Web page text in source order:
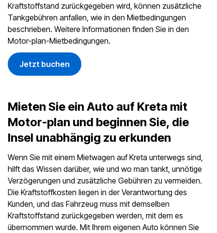
Kraftstoffstand zurückgegeben wird, können zusätzliche
Tankgebühren anfallen, wie in den Mietbedingungen
beschrieben. Weitere Informationen finden Sie in den
Motor-plan-Mietbedingungen.
Jetzt buchen
Mieten Sie ein Auto auf Kreta mit
Motor-plan und beginnen Sie, die
Insel unabhängig zu erkunden
Wenn Sie mit einem Mietwagen auf Kreta unterwegs sind,
hilft das Wissen darüber, wie und wo man tankt, unnötige
Verzögerungen und zusätzliche Gebühren zu vermeiden.
Die Kraftstoffkosten liegen in der Verantwortung des
Kunden, und das Fahrzeug muss mit demselben
Kraftstoffstand zurückgegeben werden, mit dem es
übernommen wurde. Mit Ihrem eigenen Auto können Sie